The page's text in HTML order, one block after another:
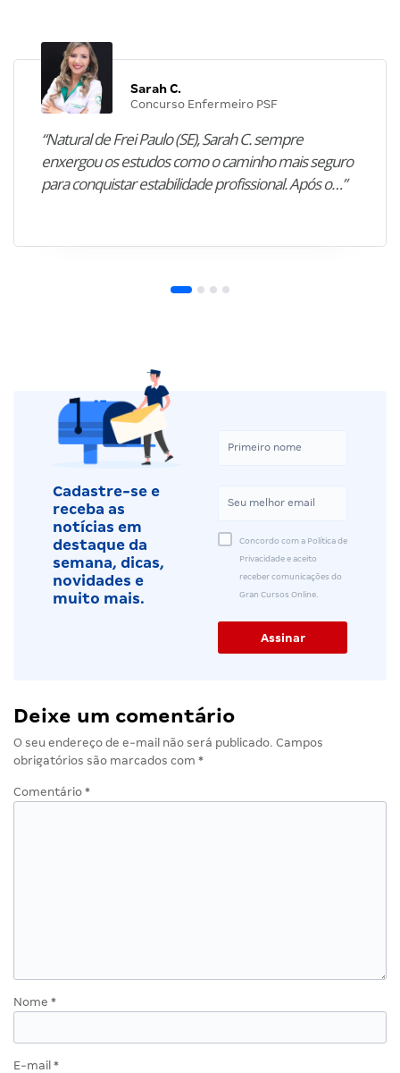
Sarah C.
Concurso Enfermeiro PSF
“Natural de Frei Paulo (SE), Sarah C. sempre
enxergou os estudos como o caminho mais seguro
para conquistar estabilidade profissional. Após o…”
Cadastre-se e
receba as
notícias em
destaque da
semana, dicas,
novidades e
muito mais.
Concordo com a Política de
Privacidade e aceito
receber comunicações do
Gran Cursos Online.
Deixe um comentário
O seu endereço de e-mail não será publicado. Campos
obrigatórios são marcados com *
Comentário *
Nome *
E-mail *